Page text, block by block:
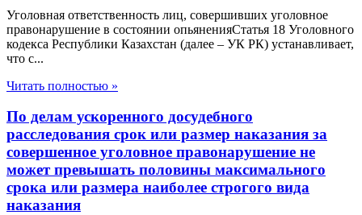
Уголовная ответственность лиц, совершивших уголовное
правонарушение в состоянии опьяненияСтатья 18 Уголовного
кодекса Республики Казахстан (далее – УК РК) устанавливает,
что с...
Читать полностью »
По делам ускоренного досудебного
расследования срок или размер наказания за
совершенное уголовное правонарушение не
может превышать половины максимального
срока или размера наиболее строгого вида
наказания